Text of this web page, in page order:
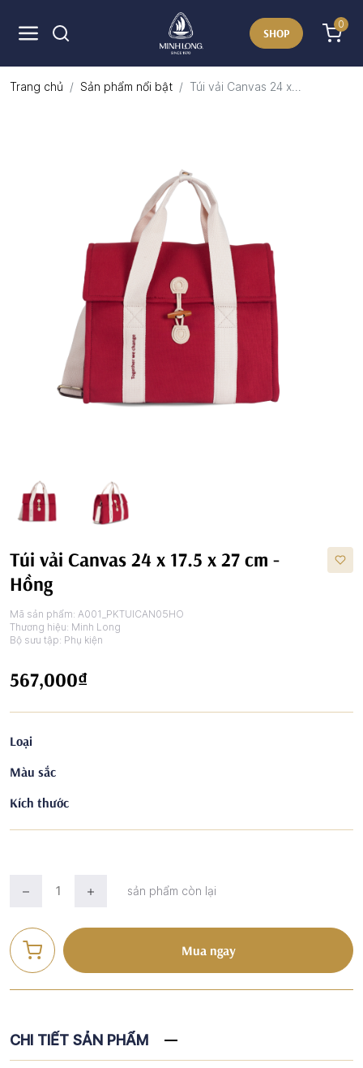
SHOP
0
Trang chủ Sản phẩm nổi bật Túi vải Canvas 24 x...
Túi vải Canvas 24 x 17.5 x 27 cm -
Hồng
Mã sản phẩm: A001_PKTUICAN05HO
Thương hiệu: Minh Long
Bộ sưu tập: Phụ kiện
567,000₫
Loại
Màu sắc
Kích thước
sản phẩm còn lại
Mua ngay
CHI TIẾT SẢN PHẨM